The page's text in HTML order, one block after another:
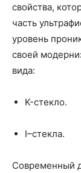
свойства,
часть
уровень
своей
вида:
K-стекло.
I–стекла.
Современный